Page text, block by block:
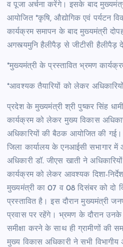
व पूजा अर्चना करेंगे। इसके बाद
आयोजित *कृषि, औद्योगिक एवं पर्यटन
कार्यक्रम समापन के बाद मुख्यमंत्री
अगस्त्यमुनि हैलीपैड़ से जीटीसी हैलीपैड़
*मुख्यमंत्री के प्रस्तावित भ्रमण
*आवश्यक तैयारियों को लेकर अधिकारियों
प्रदेश के मुख्यमंत्री श्री पुष्कर सिंह
कार्यक्रम को लेकर मुख्य विकास
अधिकारियों की बैठक आयोजित की गई।
जिला कार्यालय के एनआईसी सभागार
अधिकारी डॉ. जीएस खाती ने
कार्यक्रम को लेकर आवश्यक दिशा-
मुख्यमंत्री का 07 व 08 दिसंबर को दो
प्रस्तावित है। इस दौरान मुख्यमंत्री
प्रवास पर रहेंगे। भ्रमण के दौरान उनके
समीक्षा करने के साथ ही ग्रामीणों की
मुख्य विकास अधिकारी ने सभी